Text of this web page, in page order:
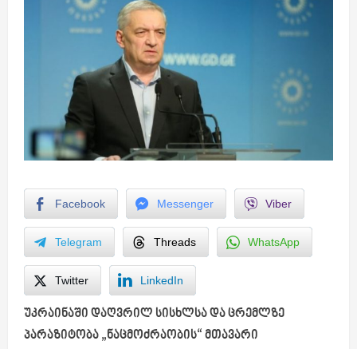
Facebook Messenger Viber
Telegram Threads WhatsApp
Twitter LinkedIn
უკრაინაში დაღვრილ სისხლსა და ცრემლზე
პარაზიტობა „ნაცმოძრაობის“ მთავარი